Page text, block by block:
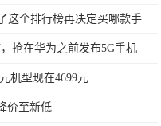
这个排行榜再决定买哪款手
抢在华为之前发布5G手机
机型现在4699元
价至新低